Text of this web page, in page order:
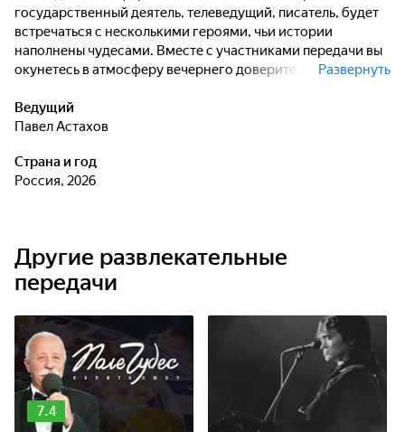
государственный деятель, телеведущий, писатель, будет
встречаться с несколькими героями, чьи истории
наполнены чудесами. Вместе с участниками передачи вы
окунетесь в атмосферу вечернего доверительного
знаках, посланных Господом в трудные моменты жизни, о
вере и надежде, о чудесах в жизни наших современников.
Развернуть
Ведущий
Павел Астахов
Страна и год
Россия, 2026
Другие развлекательные
передачи
7.4